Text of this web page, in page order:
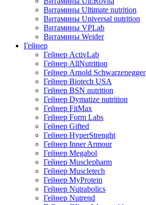
Витамины Ultimate nutrition
Витамины Universal nutrition
Витамины VPLab
Витамины Weider
Гейнер
Гейнер ActivLab
Гейнер AllNutrition
Гейнер Arnold Schwarzenegger
Гейнер Biotech USA
Гейнер BSN nutrition
Гейнер Dymatize nutrition
Гейнер FitMax
Гейнер Form Labs
Гейнер Gifted
Гейнер HyperStrenght
Гейнер Inner Armour
Гейнер Megabol
Гейнер Musclepharm
Гейнер Muscletech
Гейнер MyProtein
Гейнер Nutrabolics
Гейнер Nutrend